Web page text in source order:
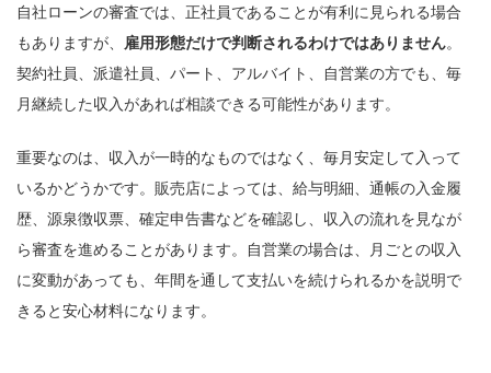
自社ローンの審査では、正社員であることが有利に見られる場合
もありますが、
雇用形態だけで判断されるわけではありません。
契約社員、派遣社員、パート、アルバイト、自営業の方でも、毎
月継続した収入があれば相談できる可能性があります。
重要なのは、収入が一時的なものではなく、毎月安定して入って
いるかどうかです。販売店によっては、給与明細、通帳の入金履
歴、源泉徴収票、確定申告書などを確認し、収入の流れを見なが
ら審査を進めることがあります。自営業の場合は、月ごとの収入
に変動があっても、年間を通して支払いを続けられるかを説明で
きると安心材料になります。